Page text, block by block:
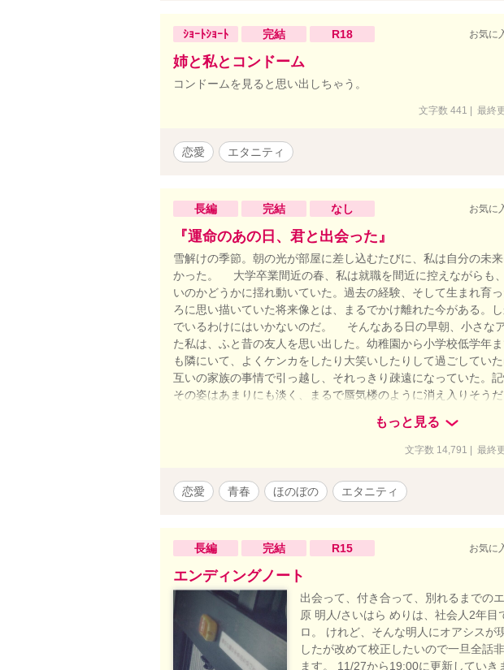
ｼｮｰﾄｼｮｰﾄ 完結 R18 お気に
姉と私とコンドーム
コンドームを見ると思い出しちゃう。
文字数 441 | 最終
恋愛 エタニティ
長編 完結 なし お気に
『運命のあの日、君と出会った』
雪解けの季節。朝の光が部屋に差し込むたびに、私は自分の未
かった。 大学卒業間近の春、私は就職を間近に控えながらも
いのかどうかに揺れ動いていた。過去の経験、そして生まれ育
ろに思い描いていた将来像とは、まるでかけ離れた今がある。
でいるわけにはいかないのだ。 そんなある日の早朝、小さな
た私は、ふと昔の友人を思い出した。幼稚園から小学校低学年
も隣にいて、よくケンカをしたり大笑いしたりして過ごしてい
互いの家族の事情で引っ越し、それっきり疎遠になっていた。
その姿はあまりにも淡く、まるで蜃気楼のように消え入りそ
かしさともつかない、不思議な感情が生まれる。彼はいま、ど
と同じように大学生になっているのか、あるいはもう働いてい
に明確な理由があったわけではない。けれど、「あの場所」で
のがあると信じたかったのかもしれない。自分の進路に対する
んでいたら—そう考えてしまうことがある。出会いはいつも偶
のかもしれない。今までの人生で私は幾度となく選択を繰り返
そうだろう。そしてそのすべての選択が重なり合い、私自身
れは、そんな私が「運命のあの日」に戻り、もう一度自分を見
の再会が、私のこれからを大きく変えるなんて、そのときの私
もっと見る
文字数 14,791 | 最終
恋愛 青春 ほのぼの エタニティ
長編 完結 R15 お気に
エンディングノート
出会って、付き合って、別れるまでの
原 明人/さいはら めりは、社会人2年
ロ。 けれど、そんな明人にオアシスが
したが改めて校正したいので一旦全話
ます。 11/27から19:00に更新していき